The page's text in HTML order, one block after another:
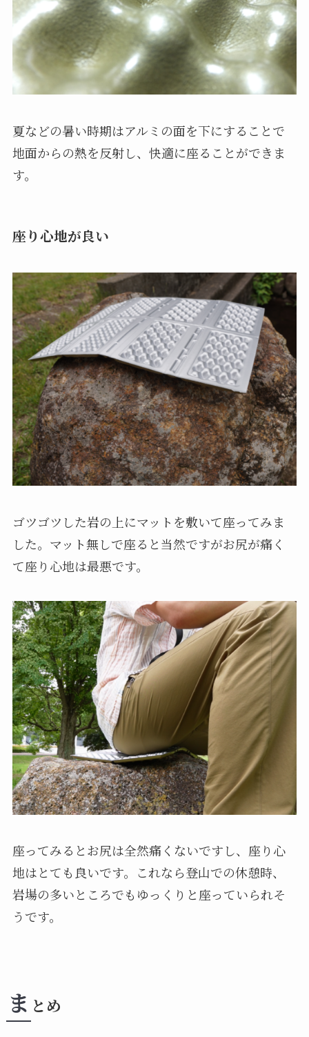
夏などの暑い時期はアルミの面を下にすることで
地面からの熱を反射し、快適に座ることができま
す。
座り心地が良い
ゴツゴツした岩の上にマットを敷いて座ってみま
した。マット無しで座ると当然ですがお尻が痛く
て座り心地は最悪です。
座ってみるとお尻は全然痛くないですし、座り心
地はとても良いです。これなら登山での休憩時、
岩場の多いところでもゆっくりと座っていられそ
うです。
ま とめ